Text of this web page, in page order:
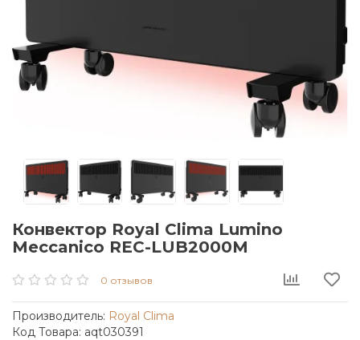
Конвектор Royal Clima Lumino
Meccanico REC-LUB2000M
0 отзывов
Производитель: Royal Clima
Код Товара: aqt030391